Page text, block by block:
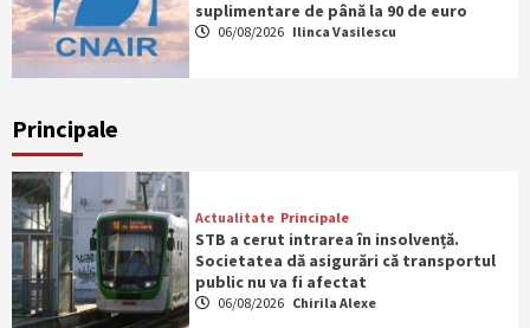
suplimentare de până la 90 de euro
06/08/2026 Ilinca Vasilescu
Principale
Actualitate Principale
STB a cerut intrarea în insolvență.
Societatea dă asigurări că transportul
public nu va fi afectat
06/08/2026 Chirila Alexe